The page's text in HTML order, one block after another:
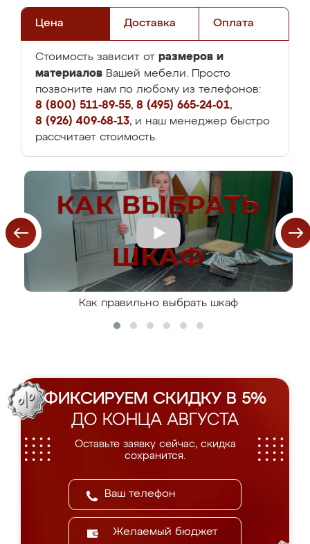
Цена Доставка Оплата
Стоимость зависит от размеров и
материалов Вашей мебели. Просто
позвоните нам по любому из телефонов:
8 (800) 511-89-55, 8 (495) 665-24-01,
8 (926) 409-68-13, и наш менеджер быстро
рассчитает стоимость.
Как правильно выбрать шкаф
ФИКСИРУЕМ СКИДКУ В 5%
ДО КОНЦА АВГУСТА
Оставьте заявку сейчас, скидка
сохранится.
Желаемый бюджет